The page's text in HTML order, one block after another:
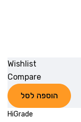
Wishlist
Compare
הוספה לסל
HiGrade